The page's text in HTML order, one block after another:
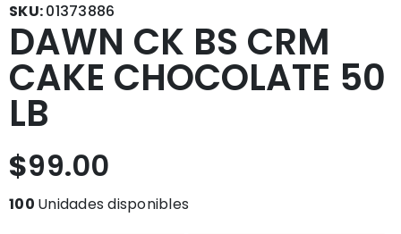
SKU:01373886
DAWN CK BS CRM
CAKE CHOCOLATE 50
LB
$99.00
100 Unidades disponibles